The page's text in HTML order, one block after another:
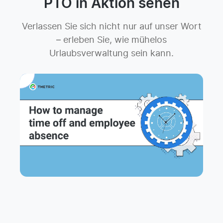
PTO in Aktion sehen
Verlassen Sie sich nicht nur auf unser Wort
– erleben Sie, wie mühelos
Urlaubsverwaltung sein kann.